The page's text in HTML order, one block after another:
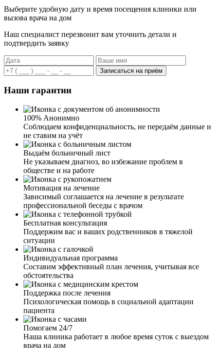
Выберите удобную дату и время посещения клиники или
вызова врача на дом
Наш специалист перезвонит вам уточнить детали и
подтвердить заявку
Записаться на приём
Наши гарантии
100% Анонимно
Соблюдаем конфиденциальность, не передаём данные и
не ставим на учёт
Выдаём больничный лист
Не указываем диагноз, во избежание проблем в
обществе и на работе
Мотивация на лечение
Зависимый соглашается на лечение в результате
профессиональной беседы с врачом
Бесплатная консультация
Поддержим вас и ваших родственников в тяжелой
ситуации
Индивидуальная программа
Составим эффективный план лечения, учитывая все
обстоятельства
Поддержка после лечения
Психологическая помощь в социальной адаптации
пациента
Помогаем 24/7
Наша клиника работает в любое время суток с выездом
врача на дом